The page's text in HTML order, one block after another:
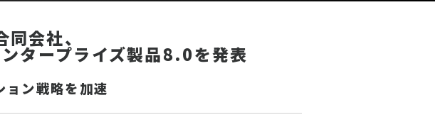
会社、
ープライズ製品8.0を発表
ョン戦略を加速